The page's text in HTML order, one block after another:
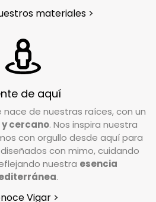
en contacto contigo
en el lugar indicado
debo devolver el pedido?
de forma individual, pero
el producto debe
y embalaje original. No
estropeado, y debe
y los complementos
materiales >
de aquí
de nuestras raíces, con un
cercano. Nos inspira nuestra
con orgullo desde aquí para
con mimo, cuidando
nuestra esencia
.
Vigar >